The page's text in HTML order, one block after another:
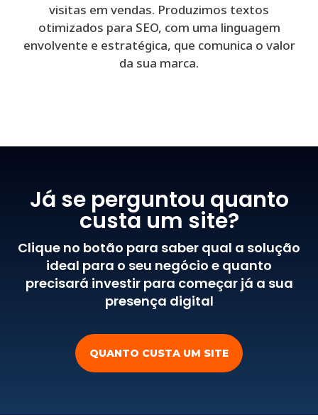
visitas em vendas. Produzimos textos
otimizados para SEO, com uma linguagem
envolvente e estratégica, que comunica o valor
da sua marca.
Já se perguntou quanto
custa um site?
Clique no botão para saber qual a solução
ideal para o seu negócio e quanto
precisará investir para começar já a sua
presença digital
QUANTO CUSTA UM SITE